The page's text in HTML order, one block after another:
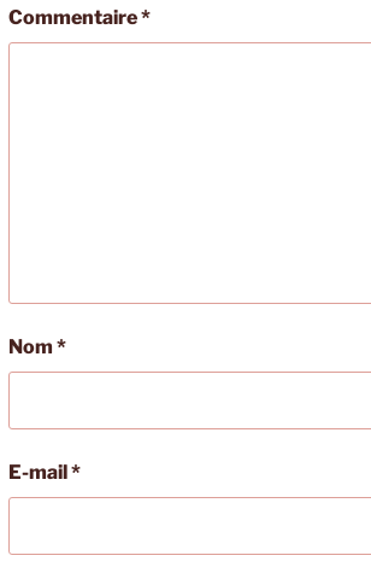
Commentaire*
Nom *
E-mail*